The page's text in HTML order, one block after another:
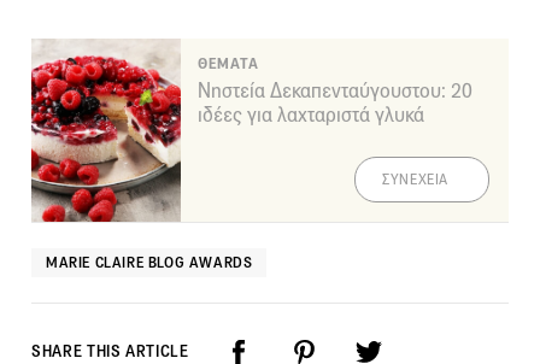
ΘΕΜΑΤΑ
Νηστεία Δεκαπενταύγουστου: 20
ιδέες για λαχταριστά γλυκά
ΣΥΝΕΧΕΙΑ
MARIE CLAIRE BLOG AWARDS
SHARE THIS ARTICLE